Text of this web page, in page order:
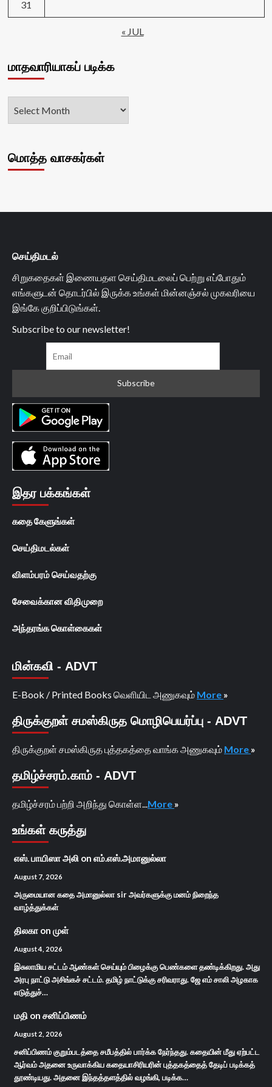
31
« JUL
மாதவாரியாகப் படிக்க
மொத்த வாசகர்கள்
செய்திமடல்
சிறுகதைகள் இணையதள செய்திமடலைப் பெற்று எப்போதும்
எங்களுடன் தொடர்பில் இருக்க உங்கள் மின்னஞ்சல் முகவரியை
இங்கே குறிப்பிடுங்கள்.
Subscribe to our newsletter!
இதர பக்கங்கள்
கதை கேளுங்கள்
செய்திமடல்கள்
விளம்பரம் செய்வதற்கு
சேவைக்கான விதிமுறை
அந்தரங்க கொள்கைகள்
மின்கவி - ADVT
E-Book / Printed Books வெளியிட அணுகவும் More »
திருக்குறள் சமஸ்கிருத மொழிபெயர்ப்பு - ADVT
திருக்குறள் சமஸ்கிருத புத்தகத்தை வாங்க அணுகவும் More »
தமிழ்ச்சரம்.காம் - ADVT
தமிழ்ச்சரம் பற்றி அறிந்து கொள்ள... More »
உங்கள் கருத்து
எஸ். பாயிஸா அலி on எம்.எஸ்.அமானுல்லா
August 7, 2026
அருமையான கதை அமானுல்லா sir அவர்களுக்கு மனம் நிறைந்த
வாழ்த்துக்கள்
திலகா on முள்
August 4, 2026
இசுலாமிய சட்டம் ஆண்கள் செய்யும் பிழைக்கு பெண்களை தண்டிக்கிறது. அது
அரபு நாட்டு அசிங்கச் சட்டம். தமிழ் நாட்டுக்கு சரிவராது. ஜே எம் சாலி அழகாக
எடுத்துச்…
மதி on சனிப்பிணம்
August 2, 2026
சனிப்பிணம் குறும்படத்தை சமீபத்தில் பார்க்க நேர்ந்தது. கதையின் மீது ஏற்பட்ட
ஆர்வம் அதனை உருவாக்கிய கதையாசிரியரின் புத்தகத்தைத் தேடிப் படிக்கத்
தூண்டியது. அதனை இந்தத்தளத்தில் வழங்கி, படிக்க…